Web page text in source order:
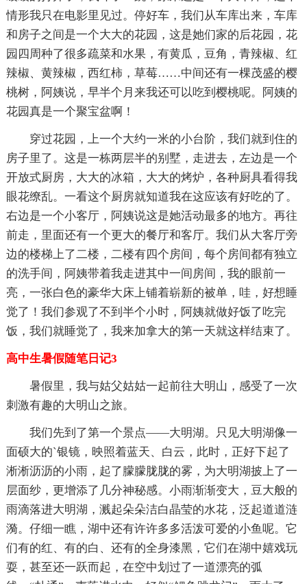
情形我只在电影里见过。停好车，我们从车库出来，车库
和房子之间是一个大大的花园，这是她们家的后花园，花
园四周种了很多疏菜和水果，有黄瓜，豆角，青辣椒、红
辣椒、黄辣椒，西红柿，草莓……中间还有一棵茂盛的樱
桃树，阿姨说，早半个月来我还可以吃到樱桃呢。阿姨的
花园真是一个聚宝盆啊！
穿过花园，上一个大约一米的小台阶，我们就到住的
房子里了。这是一栋两层半的别墅，走进去，左边是一个
开放式厨房，大大的冰箱，大大的烤炉，各种厨具看得我
眼花缭乱。一看这个厨房就知道我在这应该有好吃的了。
右边是一个小客厅，阿姨说这是她活动最多的地方。再往
前走，里面还有一个更大的餐厅和客厅。我们从大客厅旁
边的楼梯上了二楼，二楼有四个房间，每个房间都有独立
的洗手间，阿姨带着我走进其中一间房间，我的眼前一
亮，一张白色的豪华大床上铺着崭新的被单，哇，好想睡
觉了！我们参观了不到半个小时，阿姨就做好饭了吃完
饭，我们就睡觉了，我来加拿大的第一天就这样结束了。
高中生暑假随笔日记3
暑假里，我与姑父姑姑一起前往大明山，感受了一次
刺激有趣的大明山之旅。
我们先到了第一个景点——大明湖。只见大明湖像一
面硕大的`银镜，映照着蓝天、白云，此时，正好下起了
淅淅沥沥的小雨，起了朦朦胧胧的雾，为大明湖披上了一
层面纱，更增添了几分神秘感。小雨渐渐变大，豆大般的
雨滴落进大明湖，溅起朵朵洁白晶莹的水花，泛起道道涟
漪。仔细一瞧，湖中还有许许多多活泼可爱的小鱼呢。它
们有的红、有的白、还有的全身漆黑，它们在湖中嬉戏玩
耍，甚至还一跃而起，在空中划过了一道漂亮的弧